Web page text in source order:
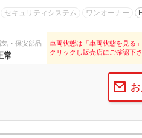
セキュリティシステム ワンオーナー
気・保安部品
常
車両状態は「車両状態を見る
クリックし販売店にご確認下さ